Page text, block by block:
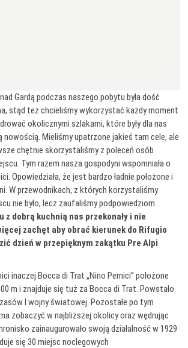
Gardą podczas naszego pobytu była dość
stąd też chcieliśmy wykorzystać każdy moment
okolicznymi szlakami, które były dla nas
nowością. Mieliśmy upatrzone jakieś tam cele, ale
chętnie skorzystaliśmy z poleceń osób
Tym razem nasza gospodyni wspomniała o
Opowiedziała, że jest bardzo ładnie położone i
W przewodnikach, z których korzystaliśmy
nie było, lecz zaufaliśmy podpowiedziom .
z dobrą kuchnią nas przekonały i nie
zachęt aby obrać kierunek do Rifugio
dzień w przepięknym zakątku Pre Alpi
inaczej Bocca di Trat „Nino Pernici” położone
m i znajduje się tuż za Bocca di Trat. Powstało
I wojny światowej. Pozostałe po tym
zobaczyć w najbliższej okolicy oraz wędrując
zainaugurowało swoją działalność w 1929
się 30 miejsc noclegowych